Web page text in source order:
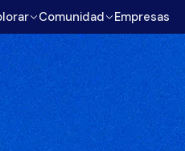
Comunidad Empresas